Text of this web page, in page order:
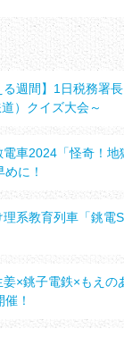
る週間】1日税務署
）クイズ大会～
電車2024「怪奇！
に！
系教育列車「銚電
×銚子電鉄×もえの
！